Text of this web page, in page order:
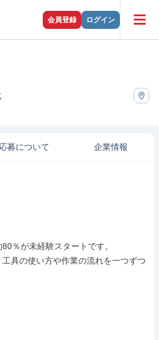
会員登録 ログイン
応募について 企業情報
％が未経験スタートです。
具の使い方や作業の流れを一つずつ